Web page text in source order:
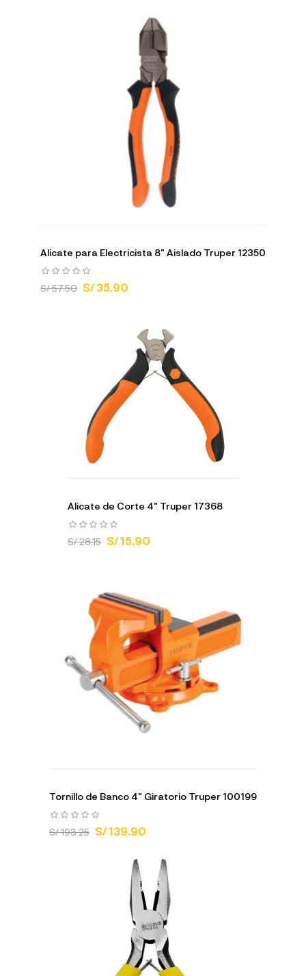
Alicate para Electricista 8" Aislado Truper 12350
S/ 57.50 S/ 35.90
Alicate de Corte 4" Truper 17368
S/ 28.15 S/ 15.90
Tornillo de Banco 4" Giratorio Truper 100199
S/ 193.25 S/ 139.90